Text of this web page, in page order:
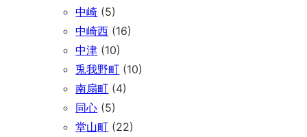
中崎 (5)
中崎西 (16)
中津 (10)
兎我野町 (10)
南扇町 (4)
同心 (5)
堂山町 (22)